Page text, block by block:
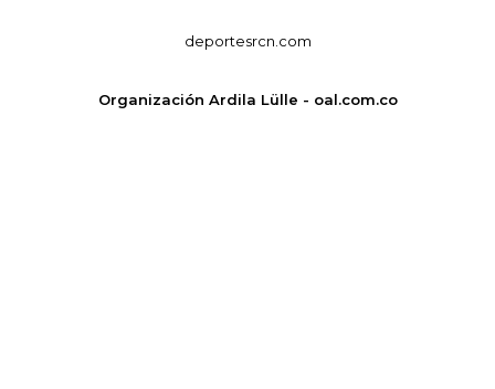
deportesrcn.com
Organización Ardila Lülle - oal.com.co